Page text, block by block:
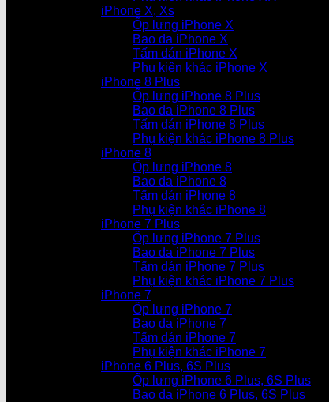
iPhone X, Xs
Ốp lưng iPhone X
Bao da iPhone X
Tấm dán iPhone X
Phụ kiện khác iPhone X
iPhone 8 Plus
Ốp lưng iPhone 8 Plus
Bao da iPhone 8 Plus
Tấm dán iPhone 8 Plus
Phụ kiện khác iPhone 8 Plus
iPhone 8
Ốp lưng iPhone 8
Bao da iPhone 8
Tấm dán iPhone 8
Phụ kiện khác iPhone 8
iPhone 7 Plus
Ốp lưng iPhone 7 Plus
Bao da iPhone 7 Plus
Tấm dán iPhone 7 Plus
Phụ kiện khác iPhone 7 Plus
iPhone 7
Ốp lưng iPhone 7
Bao da iPhone 7
Tấm dán iPhone 7
Phụ kiện khác iPhone 7
iPhone 6 Plus, 6S Plus
Ốp lưng iPhone 6 Plus, 6S Plus
Bao da iPhone 6 Plus, 6S Plus